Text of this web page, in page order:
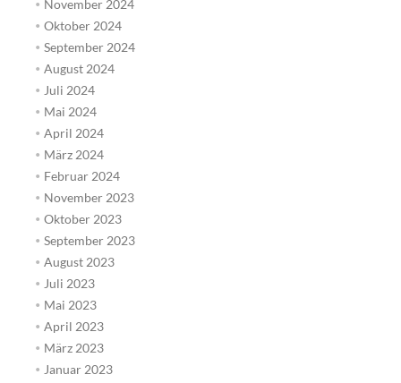
November 2024
Oktober 2024
September 2024
August 2024
Juli 2024
Mai 2024
April 2024
März 2024
Februar 2024
November 2023
Oktober 2023
September 2023
August 2023
Juli 2023
Mai 2023
April 2023
März 2023
Januar 2023